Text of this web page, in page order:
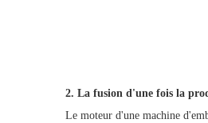
2. La fusion d'une fois la
Le moteur d'une machine